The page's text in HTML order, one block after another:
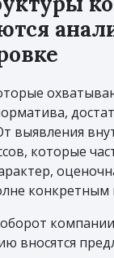
выявления
которые
конкретным
вносятся